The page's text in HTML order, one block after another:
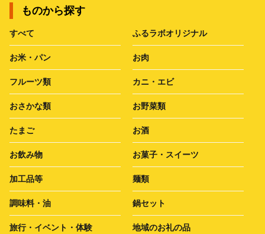
ものから探す
すべて ふるラボオリジナル
お米・パン お肉
フルーツ類 カニ・エビ
おさかな類 お野菜類
たまご お酒
お飲み物 お菓子・スイーツ
加工品等 麺類
調味料・油 鍋セット
旅行・イベント・体験 地域のお礼の品